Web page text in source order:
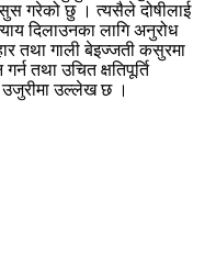
गरेको छु । त्यसैले दोषीलाई
दिलाउनका लागि अनुरोध
तथा गाली बेइज्जती कसुरमा
तथा उचित क्षतिपूर्ति
उजुरीमा उल्लेख छ ।